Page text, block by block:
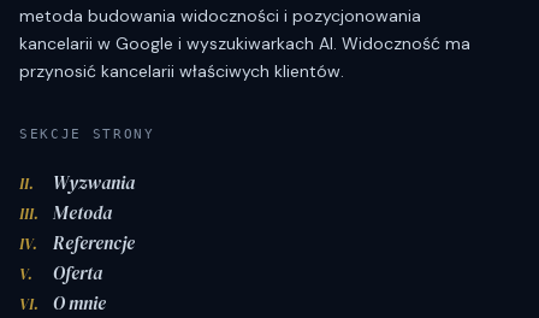
metoda budowania widoczności i pozycjonowania
kancelarii w Google i wyszukiwarkach AI. Widoczność ma
przynosić kancelarii właściwych klientów.
SEKCJE STRONY
II. Wyzwania
III. Metoda
IV. Referencje
V. Oferta
VI. O mnie